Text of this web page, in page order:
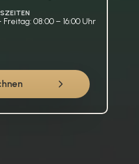
Freitag: 08:00 – 16:00 Uhr